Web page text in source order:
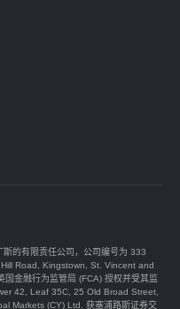
的有限责任公司，公司编号为 333
Road, Kingstown, St. Vincent and
金融行为监管局 (FCA) 授权并受其监
42, Leaf 35C, 25 Old Broad Street,
Markets (CY) Ltd. 获塞浦路斯证券交